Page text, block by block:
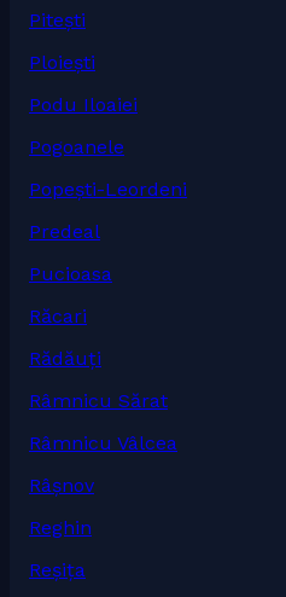
Pitești
Ploiești
Podu Iloaiei
Pogoanele
Popești-Leordeni
Predeal
Pucioasa
Răcari
Rădăuți
Râmnicu Sărat
Râmnicu Vâlcea
Râșnov
Reghin
Reșița